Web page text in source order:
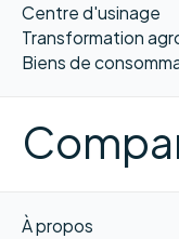
Centre d'usinage
Transformation
Biens de
À propos